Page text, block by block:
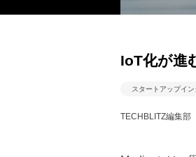
IoT化が進
スタートアップイン
TECHBLITZ編集部